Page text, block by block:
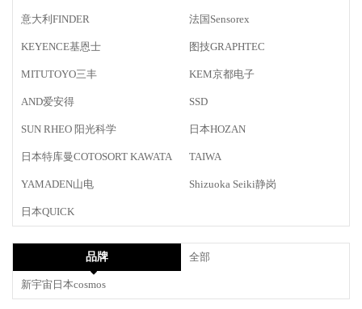
意大利FINDER 法国Sensorex
KEYENCE基恩士 图技GRAPHTEC
MITUTOYO三丰 KEM京都电子
AND爱安得 SSD
SUN RHEO 阳光科学 日本HOZAN
日本特库曼COTOSORT KAWATA TAIWA
YAMADEN山电 Shizuoka Seiki静岗
日本QUICK
品牌 全部
新宇宙日本cosmos